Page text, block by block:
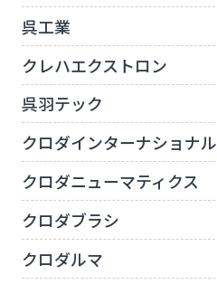
呉工業
クレハエクストロン
呉羽テック
クロダインターナショナル
クロダニューマティクス
クロダブラシ
クロダルマ